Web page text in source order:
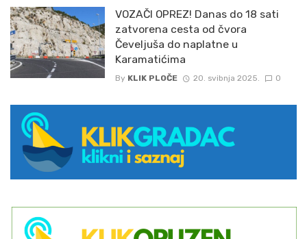
VOZAČI OPREZ! Danas do 18 sati
zatvorena cesta od čvora
Čeveljuša do naplatne u
Karamatićima
By KLIK PLOČE 20. svibnja 2025. 0